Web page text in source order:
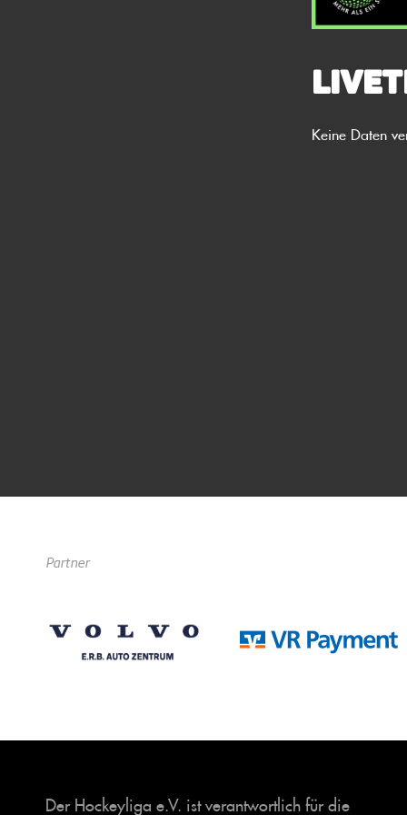
Keine Daten
Partner
Der Hockeyliga e.V. ist verantwortlich für die